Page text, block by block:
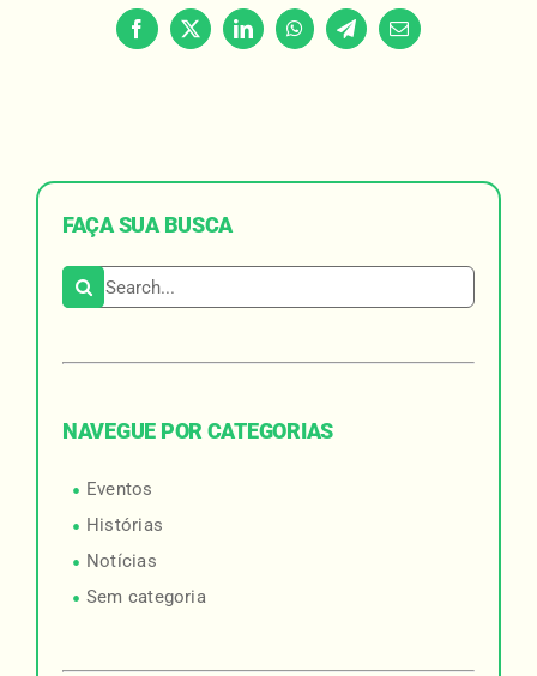
Facebook
X LinkedInWhatsAppTelegramEmail
FAÇA SUA BUSCA
Search for:
NAVEGUE POR CATEGORIAS
Eventos
Histórias
Notícias
Sem categoria